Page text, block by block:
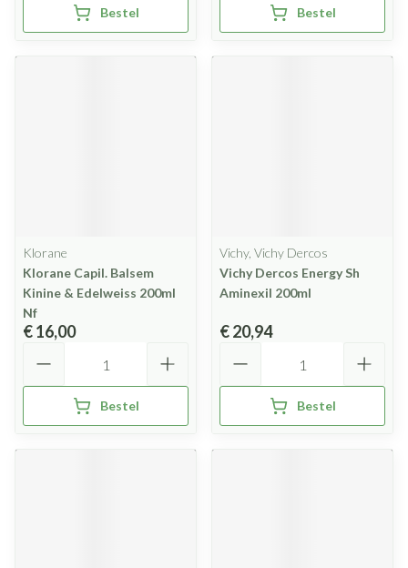
Bestel Bestel
Klorane
Klorane Capil. Balsem
Kinine & Edelweiss 200ml
Nf
€ 16,00
Bestel
Vichy, Vichy Dercos
Vichy Dercos Energy Sh
Aminexil 200ml
€ 20,94
Bestel